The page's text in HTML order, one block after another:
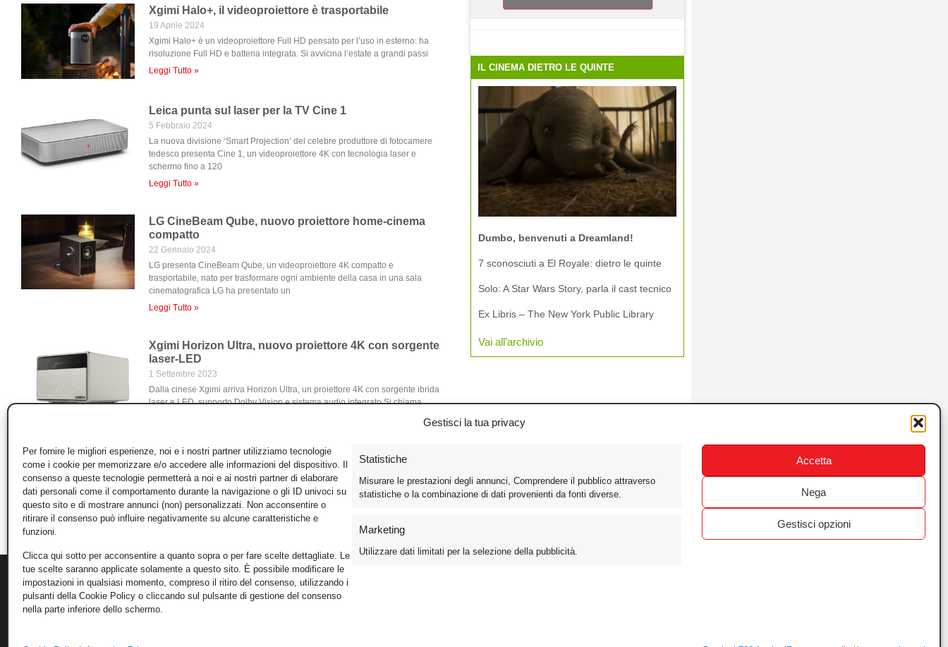
Gestisci la tua privacy
Per fornire le migliori esperienze, noi e i nostri partner utilizziamo tecnologie
come i cookie per memorizzare e/o accedere alle informazioni del dispositivo. Il
consenso a queste tecnologie permetterà a noi e ai nostri partner di elaborare
dati personali come il comportamento durante la navigazione o gli ID univoci su
questo sito e di mostrare annunci (non) personalizzati. Non acconsentire o
ritirare il consenso può influire negativamente su alcune caratteristiche e
funzioni.
Clicca qui sotto per acconsentire a quanto sopra o per fare scelte dettagliate. Le
tue scelte saranno applicate solamente a questo sito. È possibile modificare le
impostazioni in qualsiasi momento, compreso il ritiro del consenso, utilizzando i
pulsanti della Cookie Policy o cliccando sul pulsante di gestione del consenso
nella parte inferiore dello schermo.
Statistiche
Misurare le prestazioni degli annunci, Comprendere il pubblico attraverso
statistiche o la combinazione di dati provenienti da fonti diverse.
Marketing
Utilizzare dati limitati per la selezione della pubblicità.
Accetta
Nega
Gestisci opzioni
Xgimi Halo+, il videoproiettore è trasportabile
19 Aprile 2024
Xgimi Halo+ è un videoproiettore Full HD pensato per l’uso in esterno: ha
risoluzione Full HD e batteria integrata. Si avvicina l’estate a grandi passi
Leggi Tutto »
Leica punta sul laser per la TV Cine 1
5 Febbraio 2024
La nuova divisione ‘Smart Projection’ del celebre produttore di fotocamere
tedesco presenta Cine 1, un videoproiettore 4K con tecnologia laser e
schermo fino a 120
Leggi Tutto »
LG CineBeam Qube, nuovo proiettore home-cinema
compatto
22 Gennaio 2024
LG presenta CineBeam Qube, un videoproiettore 4K compatto e
trasportabile, nato per trasformare ogni ambiente della casa in una sala
cinematografica LG ha presentato un
Leggi Tutto »
Xgimi Horizon Ultra, nuovo proiettore 4K con sorgente
laser-LED
1 Settembre 2023
Dalla cinese Xgimi arriva Horizon Ultra, un proiettore 4K con sorgente ibrida
laser e LED, supporto Dolby Vision e sistema audio integrato Si chiama
IL CINEMA DIETRO LE QUINTE
Dumbo, benvenuti a Dreamland!
7 sconosciuti a El Royale: dietro le quinte
Solo: A Star Wars Story, parla il cast tecnico
Ex Libris – The New York Public Library
Vai all'archivio